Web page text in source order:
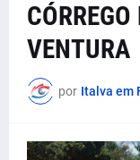
VENTURA
por Italva em